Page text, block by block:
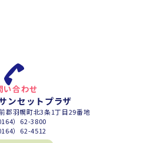
い合わせ
ンセットプラザ
羽幌町北3条1丁目29番地
）62-3800
）62-4512